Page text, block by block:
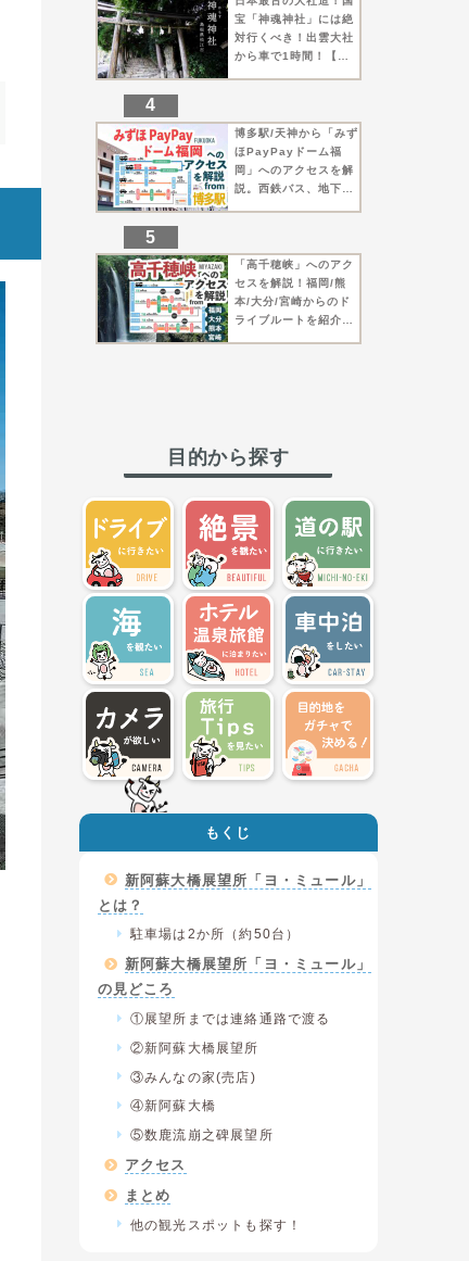
宝「神魂神社」には絶
対行くべき！出雲大社
から車で1時間！【松
博多駅/天神から「みず
ほPayPayドーム福
岡」へのアクセスを解
説。西鉄バス、地下
「高千穂峡」へのアク
セスを解説！福岡/熊
本/大分/宮崎からのド
ライブルートを紹介！
目的から探す
もくじ
新阿蘇大橋展望所「ヨ・ミュール」
とは？
駐車場は2か所（約50台）
新阿蘇大橋展望所「ヨ・ミュール」
の見どころ
①展望所までは連絡通路で渡る
②新阿蘇大橋展望所
③みんなの家(売店)
④新阿蘇大橋
⑤数鹿流崩之碑展望所
アクセス
まとめ
他の観光スポットも探す！